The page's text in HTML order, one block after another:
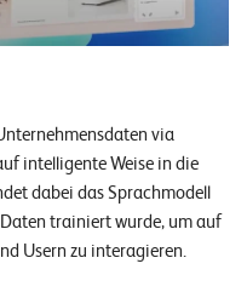
t
S
U
P
P
R
T
via
intelligente Weise in die
dabei das Sprachmodell
trainiert wurde, um auf
Usern zu interagieren.